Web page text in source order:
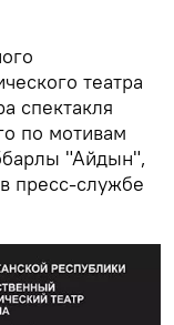
театра
спектакля
по мотивам
"Айдын",
в пресс-службе